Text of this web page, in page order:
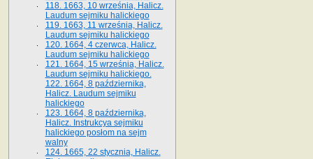
118. 1663, 10 września, Halicz.
Laudum sejmiku halickiego
119. 1663, 11 września, Halicz.
Laudum sejmiku halickiego
120. 1664, 4 czerwca, Halicz.
Laudum sejmiku halickiego
121. 1664, 15 września, Halicz.
Laudum sejmiku halickiego.
122. 1664, 8 października,
Halicz. Laudum sejmiku
halickiego
123. 1664, 8 października,
Halicz. Instrukcya sejmiku
halickiego posłom na sejm
walny
124. 1665, 22 stycznia, Halicz.